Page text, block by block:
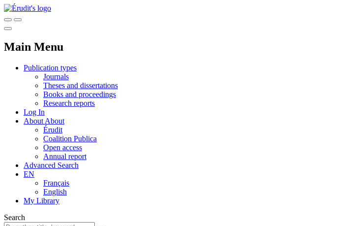
Main Menu
Publication types
Journals
Theses and dissertations
Books and proceedings
Research reports
Log In
About About
Érudit
Coalition Publica
Open access
Annual report
Advanced Search
EN
Français
English
My Library
Search